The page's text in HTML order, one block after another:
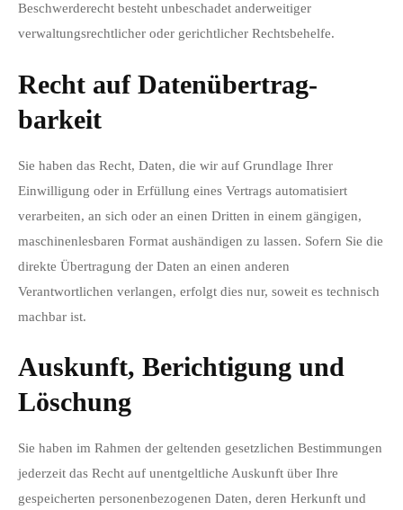
Beschwerderecht besteht unbeschadet anderweitiger
verwaltungsrechtlicher oder gerichtlicher Rechtsbehelfe.
Recht auf Daten­übertrag­
barkeit
Sie haben das Recht, Daten, die wir auf Grundlage Ihrer
Einwilligung oder in Erfüllung eines Vertrags automatisiert
verarbeiten, an sich oder an einen Dritten in einem gängigen,
maschinenlesbaren Format aushändigen zu lassen. Sofern Sie die
direkte Übertragung der Daten an einen anderen
Verantwortlichen verlangen, erfolgt dies nur, soweit es technisch
machbar ist.
Auskunft, Berichtigung und
Löschung
Sie haben im Rahmen der geltenden gesetzlichen Bestimmungen
jederzeit das Recht auf unentgeltliche Auskunft über Ihre
gespeicherten personenbezogenen Daten, deren Herkunft und